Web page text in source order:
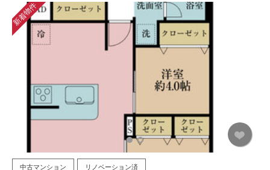
新着物件
中古マンション リノベーション済